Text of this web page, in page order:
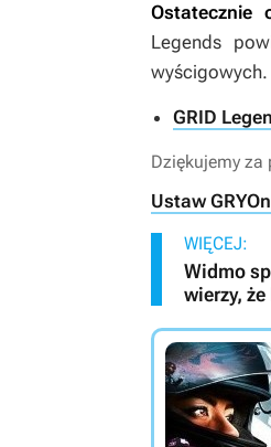
Ostatecznie
Legends
wyścigowych.
GRID
Dziękujemy za
Ustaw
WIĘCEJ:
Widmo
wierzy,